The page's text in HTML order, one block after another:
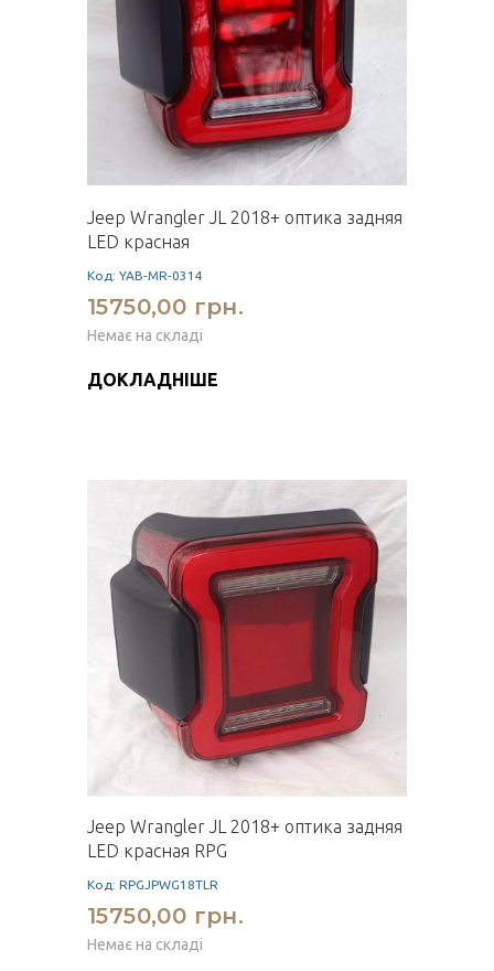
Jeep Wrangler JL 2018+ оптика задняя
LED красная
Код: YAB-MR-0314
15750,00 грн.
Немає на складі
ДОКЛАДНІШЕ
Jeep Wrangler JL 2018+ оптика задняя
LED красная RPG
Код: RPGJPWG18TLR
15750,00 грн.
Немає на складі